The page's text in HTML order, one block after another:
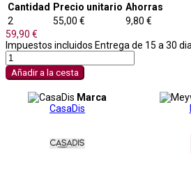
Cantidad Precio unitario Ahorras
2
55,00 €
9,80 €
59,90 €
Impuestos incluidos Entrega de 15 a 30
Añadir a la cesta
Marca
CasaDis